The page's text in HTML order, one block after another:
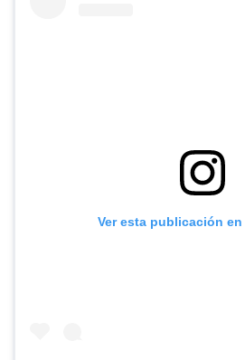
Ver esta publicación